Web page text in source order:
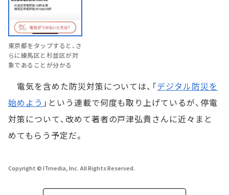
東京都をタップすると、さ
らに練馬区と杉並区が対
象であることが分かる
電気を含めた防災対策については、「デジタル防災を
始めよう 」という連載で何度も取り上げているが、停電
対策について、改めて著者の戸津弘貴さんに近々まと
めてもらう予定だ。
Copyright © ITmedia, Inc. All Rights Reserved.